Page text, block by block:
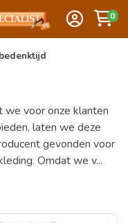
0
we voor onze klanten
laten we deze
gevonden voor
Omdat we v...